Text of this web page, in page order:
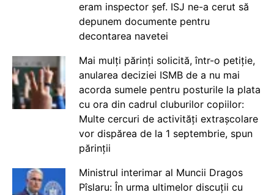
eram inspector șef. ISJ ne-a cerut să
depunem documente pentru
decontarea navetei
Mai mulți părinți solicită, într-o petiție,
anularea deciziei ISMB de a nu mai
acorda sumele pentru posturile la plata
cu ora din cadrul cluburilor copiilor:
Multe cercuri de activități extrașcolare
vor dispărea de la 1 septembrie, spun
părinții
Ministrul interimar al Muncii Dragos
Pîslaru: În urma ultimelor discuții cu